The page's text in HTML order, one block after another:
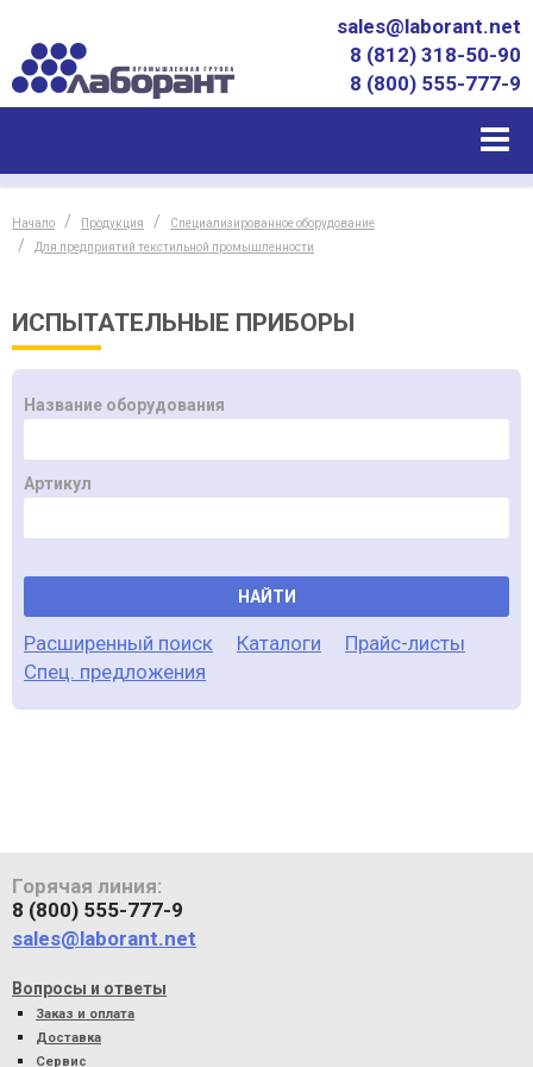
sales@laborant.net
8 (812) 318-50-90
8 (800) 555-777-9
Начало Продукция
Специализированное оборудование
Для предприятий текстильной промышленности
ИСПЫТАТЕЛЬНЫЕ ПРИБОРЫ
Название оборудования
Артикул
НАЙТИ
Расширенный поиск Каталоги
Прайс-листы
Спец. предложения
Горячая линия:
8 (800) 555-777-9
sales@laborant.net
Вопросы и ответы
Заказ и оплата
Доставка
Сервис